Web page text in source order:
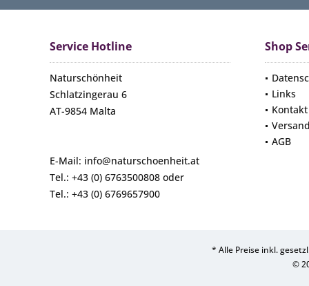
Service Hotline
Naturschönheit
Schlatzingerau 6
AT-9854 Malta
E-Mail: info@naturschoenheit.at
Tel.: +43 (0) 6763500808 oder
Tel.: +43 (0) 6769657900
Shop
Links
Kontakt
AGB
* Alle Preise inkl.
©